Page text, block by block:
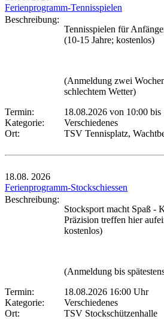
Ferienprogramm-Tennisspielen
Beschreibung:
Tennisspielen für
(10-15 Jahre; kostenlos)
(Anmeldung zwei
schlechtem Wetter)
Termin:
18.08.2026 von 10:00 bis
Kategorie:
Verschiedenes
Ort:
TSV Tennisplatz,
18.08. 2026
Ferienprogramm-Stockschiessen
Beschreibung:
Stocksport macht Spaß -
Präzision treffen hier
kostenlos)
(Anmeldung bis
Termin:
18.08.2026 16:00 Uhr
Kategorie:
Verschiedenes
Ort:
TSV Stockschützenhalle